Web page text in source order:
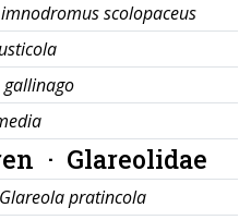
scolopaceus
· Glareolidae
Glareola pratincola